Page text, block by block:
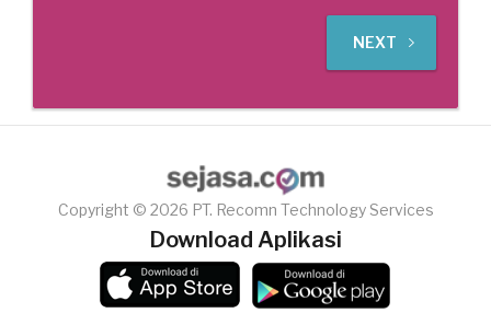
NEXT
Copyright © 2026 PT. Recomn Technology Services
Download Aplikasi